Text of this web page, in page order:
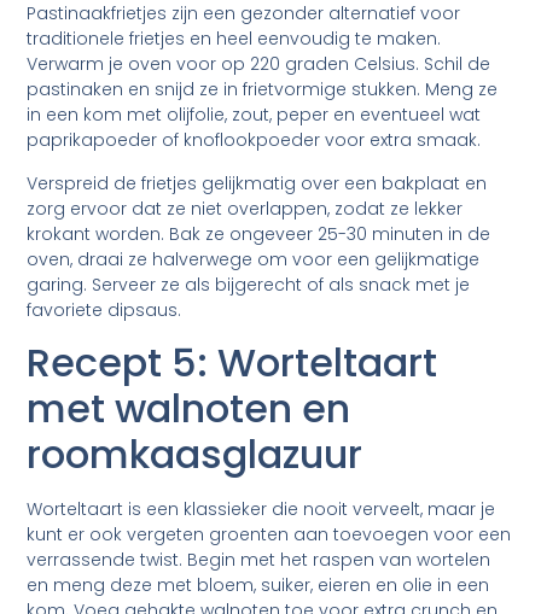
Pastinaakfrietjes zijn een gezonder alternatief voor
traditionele frietjes en heel eenvoudig te maken.
Verwarm je oven voor op 220 graden Celsius. Schil de
pastinaken en snijd ze in frietvormige stukken. Meng ze
in een kom met olijfolie, zout, peper en eventueel wat
paprikapoeder of knoflookpoeder voor extra smaak.
Verspreid de frietjes gelijkmatig over een bakplaat en
zorg ervoor dat ze niet overlappen, zodat ze lekker
krokant worden. Bak ze ongeveer 25-30 minuten in de
oven, draai ze halverwege om voor een gelijkmatige
garing. Serveer ze als bijgerecht of als snack met je
favoriete dipsaus.
Recept 5: Worteltaart
met walnoten en
roomkaasglazuur
Worteltaart is een klassieker die nooit verveelt, maar je
kunt er ook vergeten groenten aan toevoegen voor een
verrassende twist. Begin met het raspen van wortelen
en meng deze met bloem, suiker, eieren en olie in een